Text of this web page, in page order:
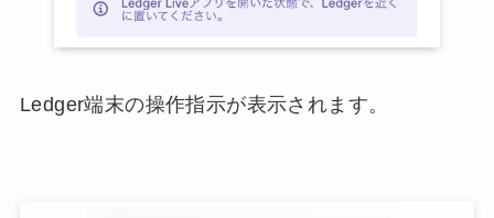
Ledger端末の操作指示が表示されます。